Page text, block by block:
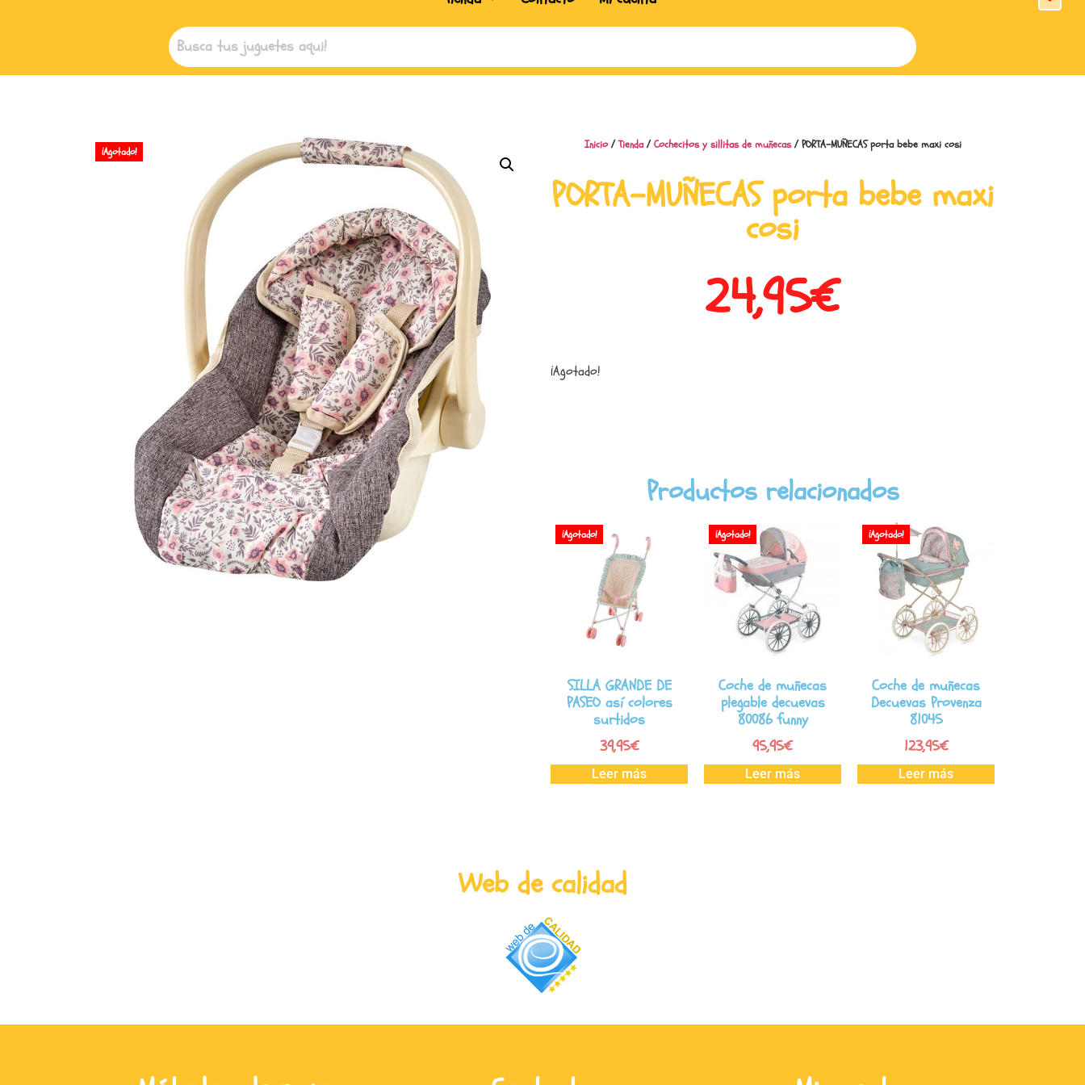
¡Agotado! Inicio/Tienda/Cochecitos y sillitas de muñecas/ PORTA-MUÑECAS porta bebe maxi cosi
PORTA-MUÑECAS porta bebe maxi
cosi
24,95€
¡Agotado!
Productos relacionados
¡Agotado!
SILLA GRANDE DE
PASEO así colores
surtidos
39,95€
Leer más
¡Agotado!
Coche de muñecas
plegable decuevas
80086 funny
95,95€
Leer más
¡Agotado!
Coche de muñecas
Decuevas Provenza
81045
123,95€
Leer más
Web de calidad